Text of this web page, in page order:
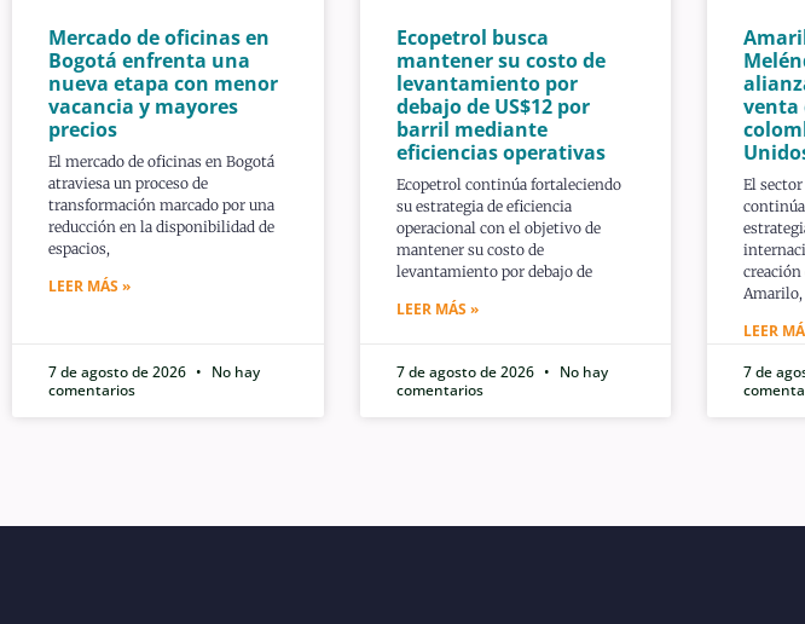
Mercado de oficinas en
Bogotá enfrenta una
nueva etapa con menor
vacancia y mayores
precios
El mercado de oficinas en Bogotá
atraviesa un proceso de
transformación marcado por una
reducción en la disponibilidad de
espacios,
LEER MÁS »
7 de agosto de 2026
No hay
comentarios
Ecopetrol busca
mantener su costo de
levantamiento por
debajo de US$12 por
barril mediante
eficiencias operativas
Ecopetrol continúa fortaleciendo
su estrategia de eficiencia
operacional con el objetivo de
mantener su costo de
levantamiento por debajo de
LEER MÁS »
7 de agosto de 2026
No hay
comentarios
venta
El
creación
LEER
7 de